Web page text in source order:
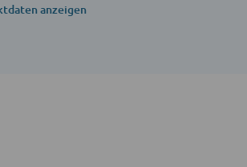
anzeigen